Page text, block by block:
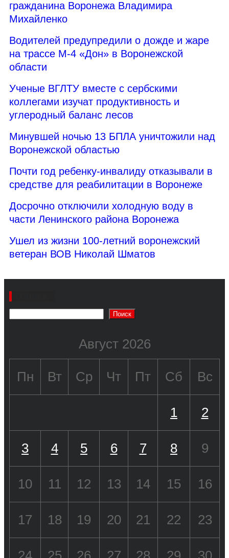
гражданина Воронежа Владимира
Михайленко
Водителей предупредили о дожде и жаре
на трассе М-4 «Дон» в Воронежской
области
Ученые ВГЛТУ вместе с сербскими
коллегами изучат продуктивность и
углеродный баланс лесов
Минувшей ночью 13 БПЛА уничтожили над
Воронежской областью
Почти год ребенку-инвалиду отказывали в
средстве для реабилитации в Воронеже
Досрочно отключили холодную воду в
части Ленинского района Воронежа
Ушел из жизни 100-летний воронежский
ветеран ВОВ Николай Шматов
Поиск
Август 2026
Пн Вт Ср Чт Пт Сб Вс
1 2
3 4 5 6 7 8 9
10 11 12 13 14 15 16
17 18 19 20 21 22 23